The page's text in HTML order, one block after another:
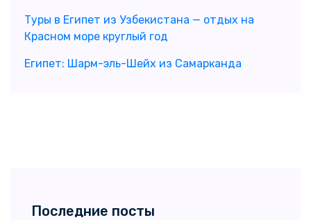
Туры в Египет из Узбекистана — отдых на
Красном море круглый год
Египет: Шарм-эль-Шейх из Самарканда
Последние посты